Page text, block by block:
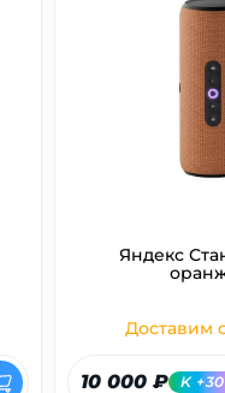
Яндекс
Доставим
10 000 ₽ K